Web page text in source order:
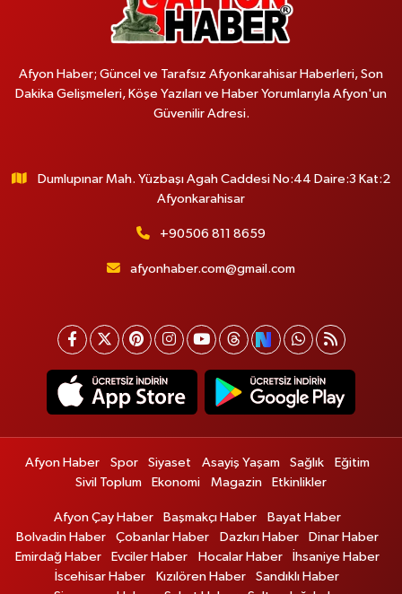
Afyon Haber; Güncel ve Tarafsız Afyonkarahisar Haberleri, Son
Dakika Gelişmeleri, Köşe Yazıları ve Haber Yorumlarıyla Afyon'un
Güvenilir Adresi.
Dumlupınar Mah. Yüzbaşı Agah Caddesi No:44 Daire:3 Kat:2
Afyonkarahisar
+90506 811 8659
afyonhaber.com@gmail.com
Afyon Haber Spor Siyaset Asayiş Yaşam Sağlık
Eğitim
Sivil Toplum
Ekonomi Magazin Etkinlikler
Afyon Çay Haber Başmakçı Haber
Bayat Haber
Bolvadin Haber
Çobanlar Haber Dazkırı Haber
Dinar Haber
Emirdağ Haber
Evciler Haber Hocalar Haber
İhsaniye Haber
İscehisar Haber
Kızılören Haber
Sandıklı Haber